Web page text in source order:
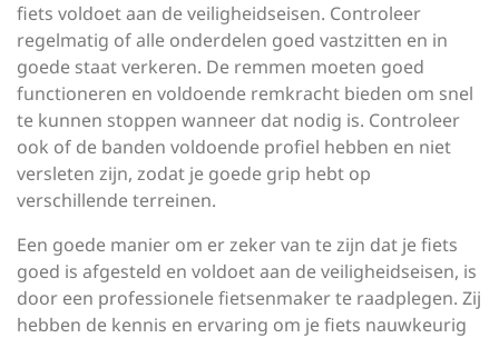
fiets voldoet aan de veiligheidseisen. Controleer
regelmatig of alle onderdelen goed vastzitten en in
goede staat verkeren. De remmen moeten goed
functioneren en voldoende remkracht bieden om snel
te kunnen stoppen wanneer dat nodig is. Controleer
ook of de banden voldoende profiel hebben en niet
versleten zijn, zodat je goede grip hebt op
verschillende terreinen.
Een goede manier om er zeker van te zijn dat je fiets
goed is afgesteld en voldoet aan de veiligheidseisen, is
door een professionele fietsenmaker te raadplegen. Zij
hebben de kennis en ervaring om je fiets nauwkeurig